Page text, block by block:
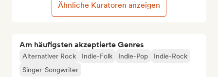
Am häufigsten akzeptierte Genres
Alternativer Rock Indie-Folk Indie-Pop
Indie-Rock
Singer-Songwriter
Ähnliche Kuratoren anzeigen